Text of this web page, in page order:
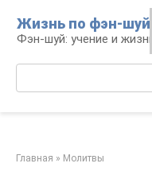
контенту
Жизнь по фэн-шуй
Фэн-шуй: учение и жизнь
Главная » Молитвы